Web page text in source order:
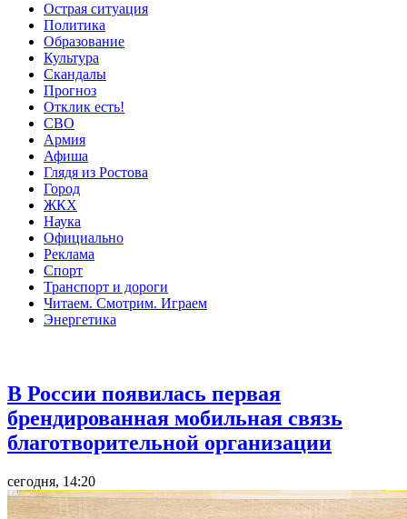
Острая ситуация
Политика
Образование
Культура
Скандалы
Прогноз
Отклик есть!
СВО
Армия
Афиша
Глядя из Ростова
Город
ЖКХ
Наука
Официально
Реклама
Спорт
Транспорт и дороги
Читаем. Смотрим. Играем
Энергетика
В России появилась первая
брендированная мобильная связь
благотворительной организации
сегодня, 14:20